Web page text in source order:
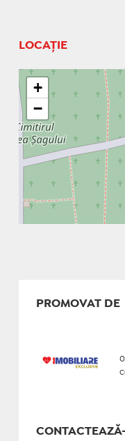
LOCAȚIE
+
−
PROMOVAT DE